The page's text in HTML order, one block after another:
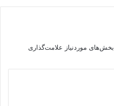
بخش‌های موردنیاز علامت‌گذاری